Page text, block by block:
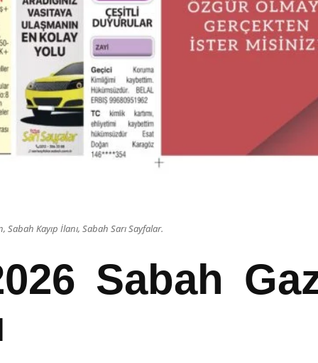
Kayıp İlanı, Sabah Sarı Sayfalar.
Sabah